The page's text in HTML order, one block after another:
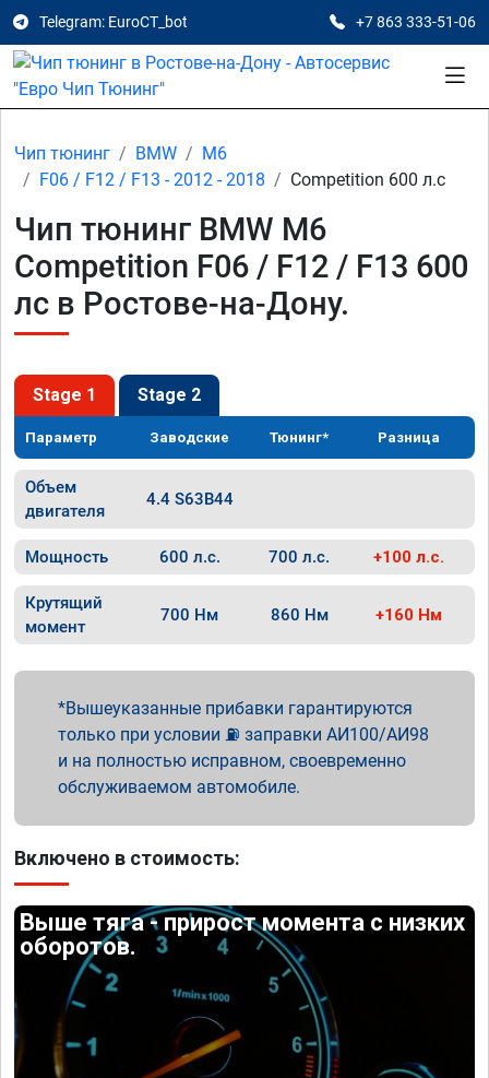
Telegram: EuroCT_bot +7 863 333-51-06
Чип тюнинг BMW
M6
F06 / F12 / F13 - 2012 - 2018
Competition 600 л.с
Чип тюнинг BMW M6
Competition F06 / F12 / F13 600
лс в Ростове-на-Дону.
Stage 1 Stage 2
Параметр Заводские Тюнинг* Разница
Объем
двигателя
4.4 S63B44
Мощность 600 л.с. 700 л.с. +100 л.с.
Крутящий
момент
700 Нм 860 Нм +160 Нм
Вышеуказанные прибавки гарантируются
только при условии ⛽ заправки АИ100/АИ98
и на полностью исправном, своевременно
обслуживаемом автомобиле.
Включено в стоимость:
Выше тяга - прирост момента с низких
оборотов.